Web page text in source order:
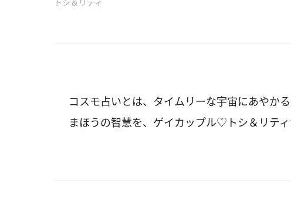
コスモ占いとは、タイムリーな宇宙にあやか
まほうの智慧を、ゲイカップル♡トシ＆リティ